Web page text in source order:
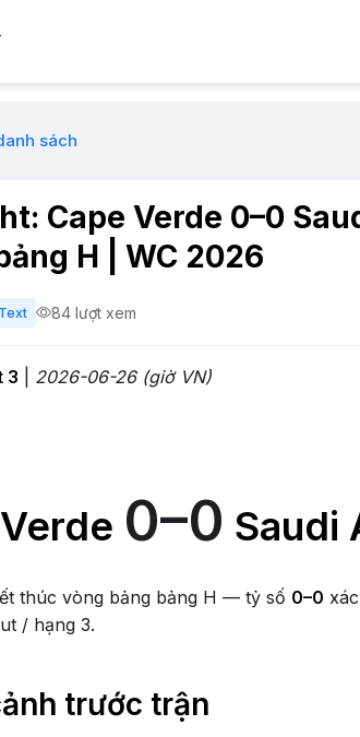
sách
Cape Verde 0–0
H | WC 2026
84 lượt xem
3 2026-06-26 (giờ VN)
0–0 Saudi
thúc vòng bảng bảng H — tỷ số 0–0
/ hạng 3.
trước trận